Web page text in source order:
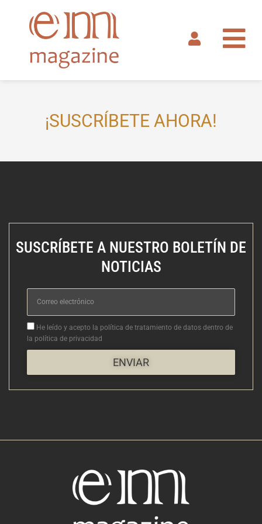
contenido
¡SUSCRÍBETE AHORA!
SUSCRÍBETE A NUESTRO BOLETÍN DE
NOTICIAS
Correo
electrónico
Aceptacion
He leído y acepto la política de tratamiento de datos dentro de
la política de privacidad
ENVIAR